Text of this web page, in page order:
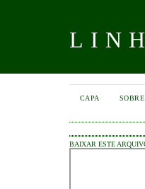
CAPA SOBRE
BAIXAR ESTE